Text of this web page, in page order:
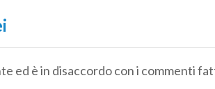
ed è in disaccordo con i commenti